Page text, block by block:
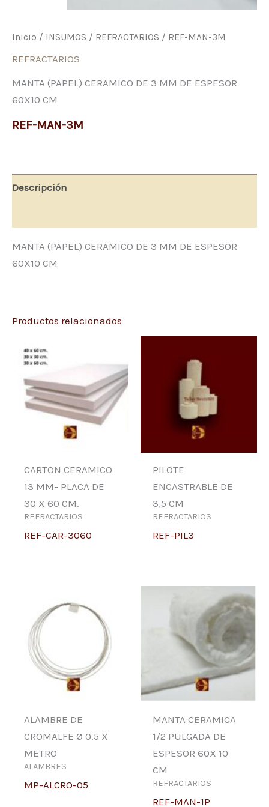
Inicio / INSUMOS / REFRACTARIOS / REF-MAN-3M
REFRACTARIOS
MANTA (PAPEL) CERAMICO DE 3 MM DE ESPESOR
60X10 CM
REF-MAN-3M
Descripción
MANTA (PAPEL) CERAMICO DE 3 MM DE ESPESOR
60X10 CM
Productos relacionados
CARTON CERAMICO
13 MM- PLACA DE
30 X 60 CM.
REFRACTARIOS
REF-CAR-3060
PILOTE
ENCASTRABLE DE
3,5 CM
REFRACTARIOS
REF-PIL3
ALAMBRE DE
CROMALFE Ø 0.5 X
METRO
ALAMBRES
MP-ALCRO-05
MANTA CERAMICA
1/2 PULGADA DE
ESPESOR 60X 10
CM
REFRACTARIOS
REF-MAN-1P